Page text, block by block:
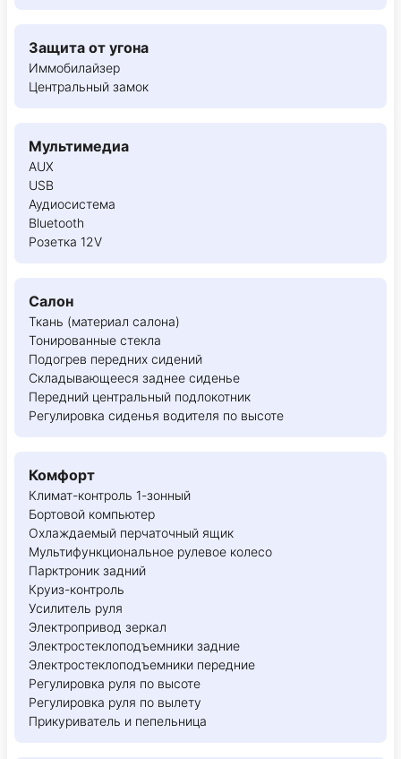
Защита от угона
Иммобилайзер
Центральный замок
Мультимедиа
AUX
USB
Аудиосистема
Bluetooth
Розетка 12V
Салон
Ткань (материал салона)
Тонированные стекла
Подогрев передних сидений
Складывающееся заднее сиденье
Передний центральный подлокотник
Регулировка сиденья водителя по высоте
Комфорт
Климат-контроль 1-зонный
Бортовой компьютер
Охлаждаемый перчаточный ящик
Мультифункциональное рулевое колесо
Парктроник задний
Круиз-контроль
Усилитель руля
Электропривод зеркал
Электростеклоподъемники задние
Электростеклоподъемники передние
Регулировка руля по высоте
Регулировка руля по вылету
Прикуриватель и пепельница